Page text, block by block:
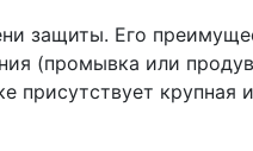
защиты. Его
(промывка или
присутствует крупная